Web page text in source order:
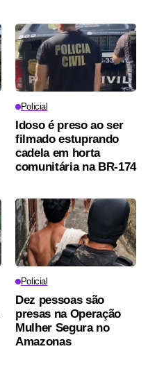
Policial
Idoso é preso ao ser
filmado estuprando
cadela em horta
comunitária na BR-174
Policial
Dez pessoas são
presas na Operação
Mulher Segura no
Amazonas